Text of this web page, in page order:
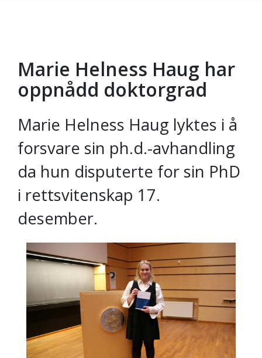
Gå til hovedinnhold
Marie Helness Haug har
oppnådd doktorgrad
Marie Helness Haug lyktes i å
forsvare sin ph.d.-avhandling
da hun disputerte for sin PhD
i rettsvitenskap 17.
desember.